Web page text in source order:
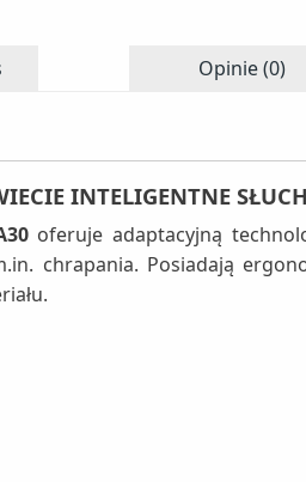
Opinie (0)
INTELIGENTNE
oferuje adaptacyjną
chrapania. Posiadają